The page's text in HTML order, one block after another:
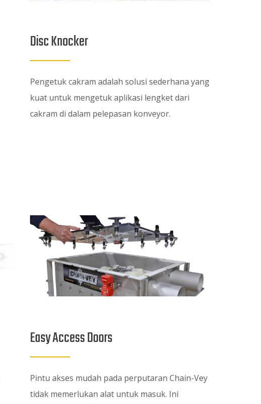
Disc Knocker
Pengetuk cakram adalah solusi sederhana yang
kuat untuk mengetuk aplikasi lengket dari
cakram di dalam pelepasan konveyor.
Easy Access Doors
Pintu akses mudah pada perputaran Chain-Vey
tidak memerlukan alat untuk masuk. Ini